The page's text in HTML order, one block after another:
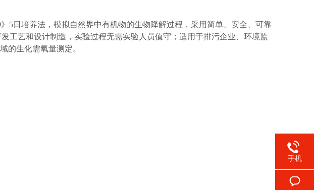
5日培养法，模拟自然界中有机物的生物降解过程，采用简单、安全、可靠
工艺和设计制造，实验过程无需实验人员值守；适用于排污企业、环境监
的生化需氧量测定。
手机